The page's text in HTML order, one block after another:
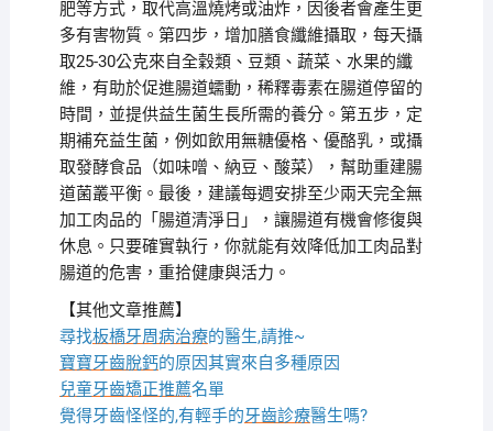
肥等方式，取代高溫燒烤或油炸，因後者會產生更
多有害物質。第四步，增加膳食纖維攝取，每天攝
取25-30公克來自全穀類、豆類、蔬菜、水果的纖
維，有助於促進腸道蠕動，稀釋毒素在腸道停留的
時間，並提供益生菌生長所需的養分。第五步，定
期補充益生菌，例如飲用無糖優格、優酪乳，或攝
取發酵食品（如味噌、納豆、酸菜），幫助重建腸
道菌叢平衡。最後，建議每週安排至少兩天完全無
加工肉品的「腸道清淨日」，讓腸道有機會修復與
休息。只要確實執行，你就能有效降低加工肉品對
腸道的危害，重拾健康與活力。
【其他文章推薦】
尋找板橋牙周病治療的醫生,請推~
寶寶牙齒脫鈣的原因其實來自多種原因
兒童牙齒矯正推薦名單
覺得牙齒怪怪的,有輕手的牙齒診療醫生嗎?